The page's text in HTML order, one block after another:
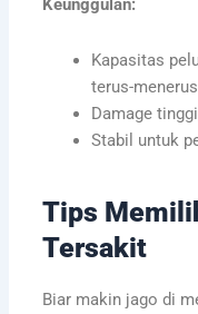
Keunggulan:
Kapasitas
terus-
Damage
Stabil untuk
Tips
Tersakit
Biar makin jago di